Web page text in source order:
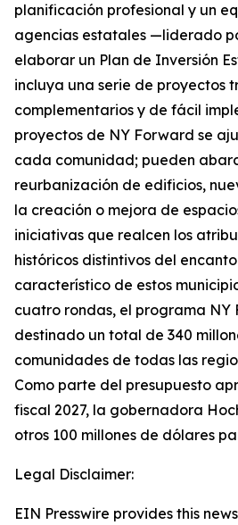
planificación profesional y un
agencias estatales —liderado
elaborar un Plan de Inversión
incluya una serie de proyectos
complementarios y de fácil
proyectos de NY Forward se
cada comunidad; pueden
reurbanización de edificios,
la creación o mejora de
iniciativas que realcen los
históricos distintivos del
característico de estos
cuatro rondas, el programa NY
destinado un total de 340
comunidades de todas las
Como parte del presupuesto
fiscal 2027, la gobernadora
otros 100 millones de dólares
Legal Disclaimer:
EIN Presswire provides this